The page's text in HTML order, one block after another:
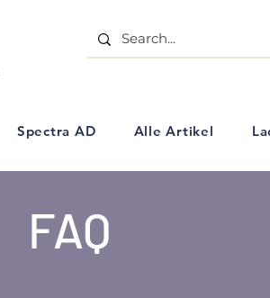
Spectra AD Alle Artikel
FAQ